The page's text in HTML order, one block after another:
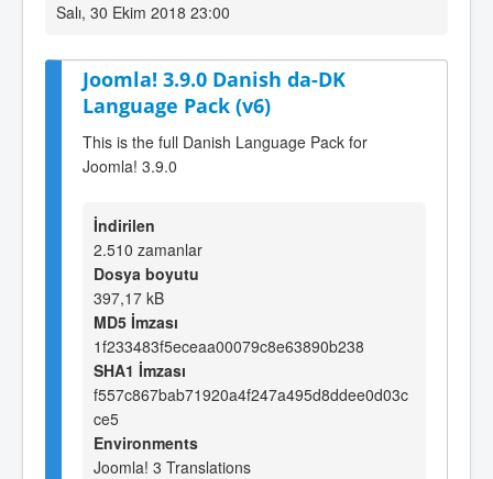
Salı, 30 Ekim 2018 23:00
Joomla! 3.9.0 Danish da-DK
Language Pack (v6)
This is the full Danish Language Pack for
Joomla! 3.9.0
İndirilen
2.510 zamanlar
Dosya boyutu
397,17 kB
MD5 İmzası
1f233483f5eceaa00079c8e63890b238
SHA1 İmzası
f557c867bab71920a4f247a495d8ddee0d03c
ce5
Environments
Joomla! 3 Translations